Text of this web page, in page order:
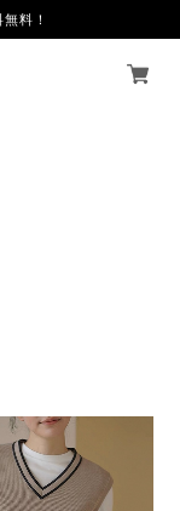
料！